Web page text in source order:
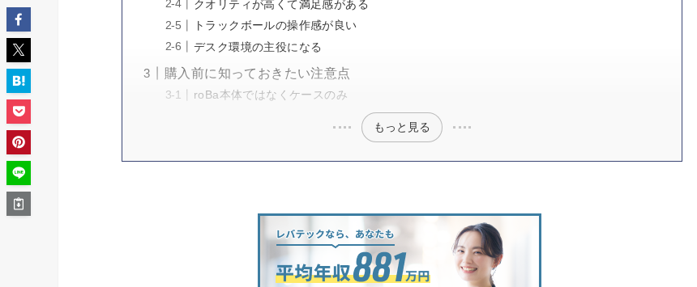
クオリティが高くて満足感がある
トラックボールの操作感が良い
デスク環境の主役になる
購入前に知っておきたい注意点
roBa本体ではなくケースのみ
もっと見る